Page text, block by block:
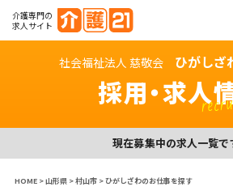
介護専門の
求人サイト
社会福祉法人 慈敬会 ひがし
採用・求人
現在募集中の求人一覧で
HOME>山形県>村山市>ひがしざわのお仕事を探す